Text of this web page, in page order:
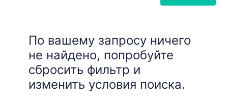
По вашему запросу ничего
не найдено, попробуйте
сбросить фильтр и
изменить условия поиска.